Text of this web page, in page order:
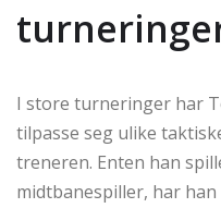
I store turneringer har
tilpasse seg ulike
treneren. Enten han
midtbanespiller, har